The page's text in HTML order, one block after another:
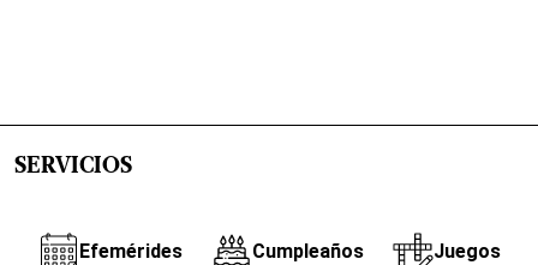
SERVICIOS
Efemérides Cumpleaños Juegos